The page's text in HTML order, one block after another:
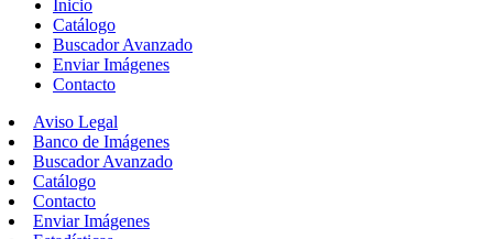
Inicio
Catálogo
Buscador Avanzado
Enviar Imágenes
Contacto
Aviso Legal
Banco de Imágenes
Buscador Avanzado
Catálogo
Contacto
Enviar Imágenes